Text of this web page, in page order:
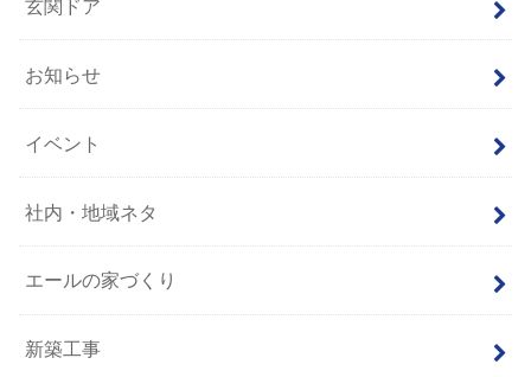
玄関ドア
お知らせ
イベント
社内・地域ネタ
エールの家づくり
新築工事